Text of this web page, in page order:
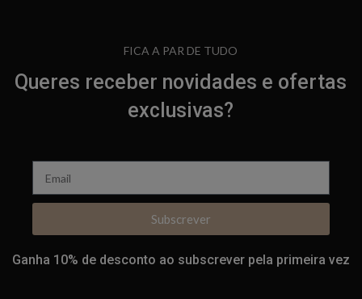
FICA A PAR DE TUDO
Queres receber novidades e ofertas
exclusivas?
Subscrever
Ganha 10% de desconto ao subscrever pela primeira vez